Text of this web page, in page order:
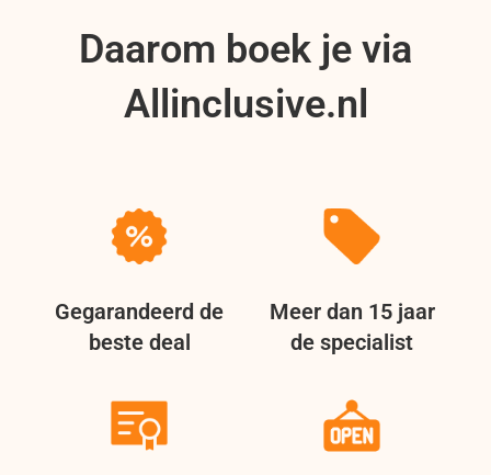
Daarom boek je via
Allinclusive.nl
Gegarandeerd de
beste deal
Meer dan 15 jaar
de specialist